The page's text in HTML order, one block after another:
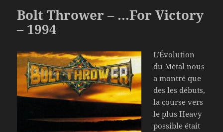
Bolt Thrower – …For Victory
– 1994
L’Évolution
du Métal nous
a montré que
des les débuts,
la course vers
le plus Heavy
possible était